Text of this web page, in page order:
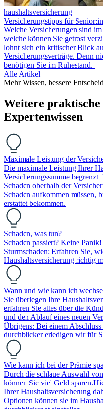
haushaltsversicherung
Versicherungstipps für
Welche Versicherungen sind
welche können Sie getrost
lohnt sich ein kritischer Blick
Versicherungsverträge. Denn
benötigen Sie im Ruhestand.
Alle Artikel
Mehr Wissen, bessere
Weitere
Expertenwissen
Maximale Leistung der
Die maximale Leistung Ihrer
Versicherungssumme
Schaden oberhalb der
Schaden aufkommen müssen,
erstattet bekommen.
Schaden, was tun?
Schaden passiert? Keine
Sturmschaden: Erfahren Sie,
Haushaltsversicherung richtig
Wann und wie kann ich
Sie überlegen Ihre
erfahren Sie alles über die
und den Ablauf eines neuen
Übrigens: Bei einem
durchblicker erledigen wir für
Wie kann ich bei der Prämie
Durch die schlaue Auswahl
können Sie viel Geld
Ihrer Haushaltsversicherung
Optionen können sie im